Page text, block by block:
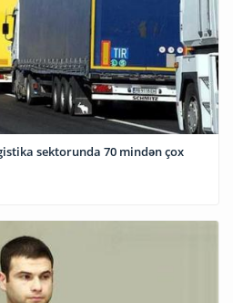
sektorunda 70 mindən çox